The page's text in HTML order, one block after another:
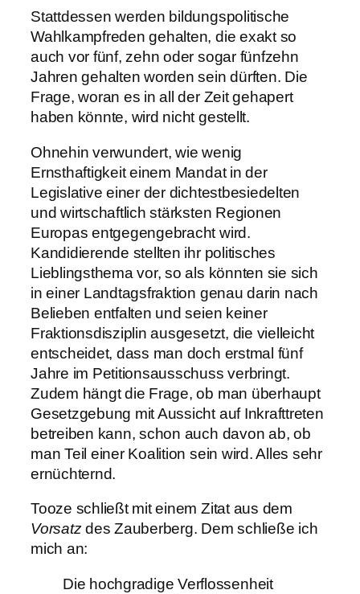
Stattdessen werden bildungspolitische
Wahlkampfreden gehalten, die exakt so
auch vor fünf, zehn oder sogar fünfzehn
Jahren gehalten worden sein dürften. Die
Frage, woran es in all der Zeit gehapert
haben könnte, wird nicht gestellt.
Ohnehin verwundert, wie wenig
Ernsthaftigkeit einem Mandat in der
Legislative einer der dichtestbesiedelten
und wirtschaftlich stärksten Regionen
Europas entgegengebracht wird.
Kandidierende stellten ihr politisches
Lieblingsthema vor, so als könnten sie sich
in einer Landtagsfraktion genau darin nach
Belieben entfalten und seien keiner
Fraktionsdisziplin ausgesetzt, die vielleicht
entscheidet, dass man doch erstmal fünf
Jahre im Petitionsausschuss verbringt.
Zudem hängt die Frage, ob man überhaupt
Gesetzgebung mit Aussicht auf Inkrafttreten
betreiben kann, schon auch davon ab, ob
man Teil einer Koalition sein wird. Alles sehr
ernüchternd.
Tooze schließt mit einem Zitat aus dem
Vorsatzdes Zauberberg. Dem schließe ich
mich an:
Die hochgradige Verflossenheit